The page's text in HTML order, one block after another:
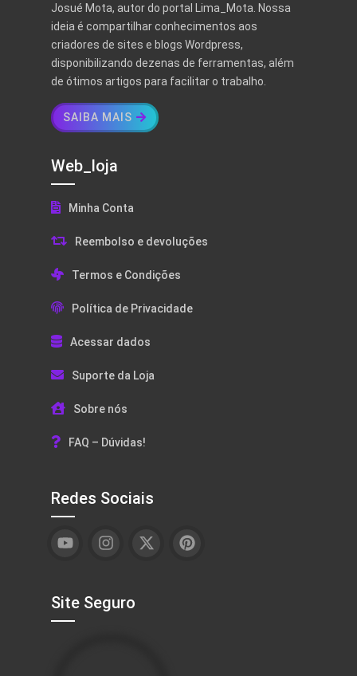
Josué Mota, autor do portal Lima_Mota. Nossa
ideia é compartilhar conhecimentos aos
criadores de sites e blogs Wordpress,
disponibilizando dezenas de ferramentas, além
de ótimos artigos para facilitar o trabalho.
SAIBA MAIS
Web_loja
Minha Conta
Reembolso e devoluções
Termos e Condições
Política de Privacidade
Acessar dados
Suporte da Loja
Sobre nós
FAQ – Dúvidas!
Redes Sociais
Site Seguro